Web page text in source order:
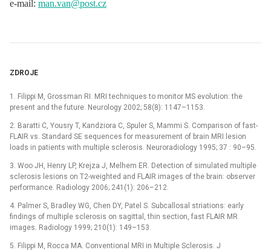
e-mail: man.van@post.cz
ZDROJE
1. Filippi M, Grossman RI. MRI techniques to monitor MS evolution: the
present and the future. Neurology 2002; 58(8): 1147–1153.
2. Baratti C, Yousry T, Kandziora C, Spuler S, Mammi S. Comparison of fast-
FLAIR vs. Standard SE sequences for measurement of brain MRI lesion
loads in patients with multiple sclerosis. Neuroradiology 1995; 37 : 90–95.
3. Woo JH, Henry LP, Krejza J, Melhem ER. Detection of simulated multiple
sclerosis lesions on T2-weighted and FLAIR images of the brain: observer
performance. Radiology 2006; 241(1): 206–212.
4. Palmer S, Bradley WG, Chen DY, Patel S. Subcallosal striations: early
findings of multiple sclerosis on sagittal, thin section, fast FLAIR MR
images. Radiology 1999; 210(1): 149–153.
5. Filippi M, Rocca MA. Conventional MRI in Multiple Sclerosis. J